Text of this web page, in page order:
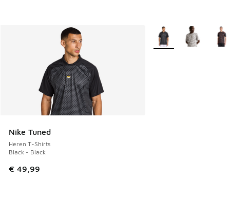
Nike Tuned
Heren T-Shirts
Black - Black
€ 49,99
Meer kleuren